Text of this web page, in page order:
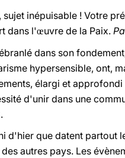
sujet inépuisable ! Votre
dans l'œuvre de la Paix.
dans son
hypersensible, ont,
élargi et
d'unir dans une
d'hier que datent partout
autres pays. Les